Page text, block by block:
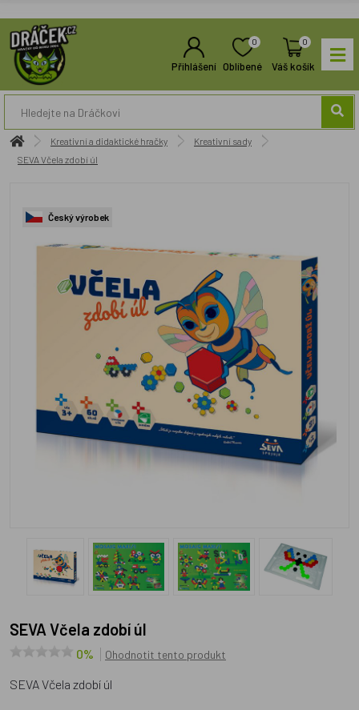
Přihlášení
0
Oblíbené
0
Váš košík
Kreativní a didaktické hračky
Kreativní sady
SEVA Včela zdobí úl
Český výrobek
SEVA Včela zdobí úl
0% Ohodnotit tento produkt
SEVA Včela zdobí úl